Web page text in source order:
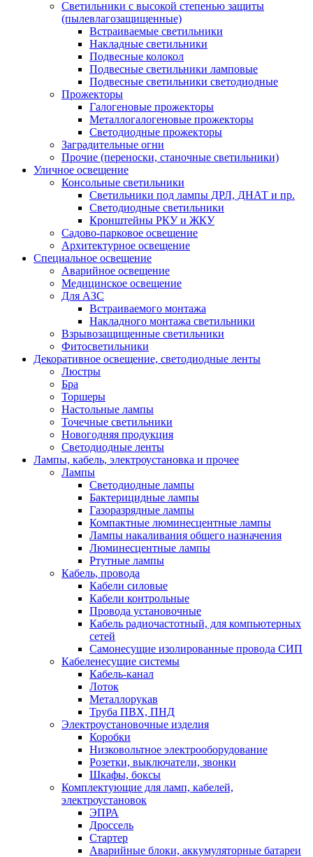
Светильники с высокой степенью защиты
(пылевлагозащищенные)
Встраиваемые светильники
Накладные светильники
Подвесные колокол
Подвесные светильники ламповые
Подвесные светильники светодиодные
Прожекторы
Галогеновые прожекторы
Металлогалогеновые прожекторы
Светодиодные прожекторы
Заградительные огни
Прочие (переноски, станочные светильники)
Уличное освещение
Консольные светильники
Cветильники под лампы ДРЛ, ДНАТ и пр.
Cветодиодные светильники
Кронштейны РКУ и ЖКУ
Садово-парковое освещение
Архитектурное освещение
Специальное освещение
Аварийное освещение
Медицинское освещение
Для АЗС
Встраиваемого монтажа
Накладного монтажа светильники
Взрывозащищенные светильники
Фитосветильники
Декоративное освещение, светодиодные ленты
Люстры
Бра
Торшеры
Настольные лампы
Точечные светильники
Новогодняя продукция
Светодиодные ленты
Лампы, кабель, электроустановка и прочее
Лампы
Светодиодные лампы
Бактерицидные лампы
Газоразрядные лампы
Компактные люминесцентные лампы
Лампы накаливания общего назначения
Люминесцентные лампы
Ртутные лампы
Кабель, провода
Кабели силовые
Кабели контрольные
Провода установочные
Кабель радиочастотный, для компьютерных
сетей
Самонесущие изолированные провода СИП
Кабеленесущие системы
Кабель-канал
Лоток
Металлорукав
Труба ПВХ, ПНД
Электроустановочные изделия
Коробки
Низковольтное электрооборудование
Розетки, выключатели, звонки
Шкафы, боксы
Комплектующие для ламп, кабелей,
электроустановок
ЭПРА
Дроссель
Стартер
Аварийные блоки, аккумуляторные батареи